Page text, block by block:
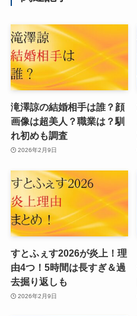
滝澤諒の結婚相手は誰？顔
画像は超美人？職業は？馴
れ初めも調査
2026年2月9日
すとふぇす2026が炎上！理
由4つ！5時間は長すぎ＆過
去掘り返しも
2026年2月9日